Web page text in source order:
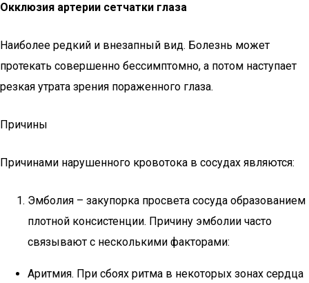
Окклюзия артерии сетчатки глаза
Наиболее редкий и внезапный вид. Болезнь может
протекать совершенно бессимптомно, а потом наступает
резкая утрата зрения пораженного глаза.
Причины
Причинами нарушенного кровотока в сосудах являются:
Эмболия – закупорка просвета сосуда образованием
плотной консистенции. Причину эмболии часто
связывают с несколькими факторами:
Аритмия. При сбоях ритма в некоторых зонах сердца